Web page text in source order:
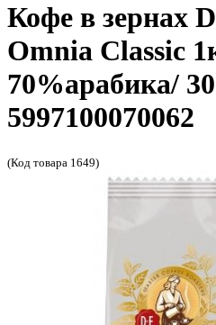
Кофе в зернах
Omnia Classic
70%арабика/
5997100070062
(Код товара 1649)